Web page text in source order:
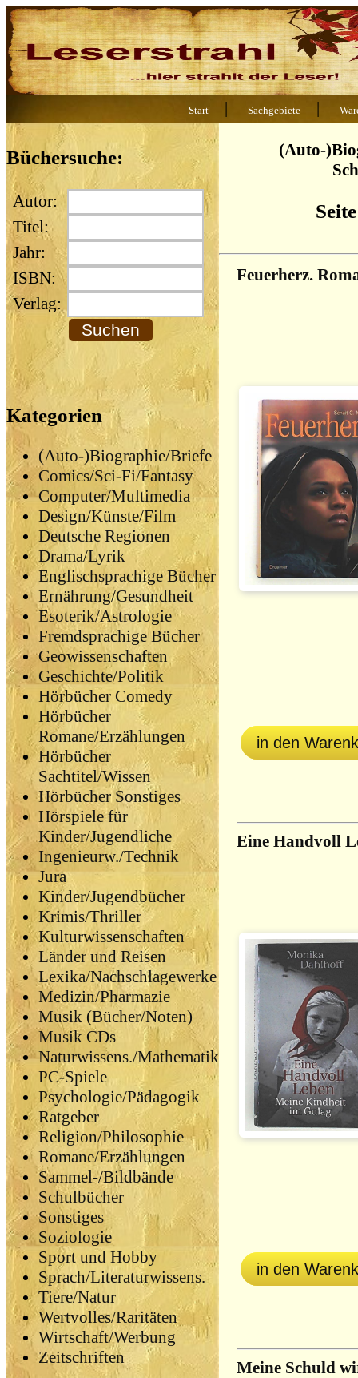
Start| Sachgebiete|
Büchersuche:
Autor:
Titel:
Jahr:
ISBN:
Verlag:
Kategorien
(Auto-)Biographie/Briefe
Comics/Sci-Fi/Fantasy
Computer/Multimedia
Design/Künste/Film
Deutsche Regionen
Drama/Lyrik
Englischsprachige Bücher
Ernährung/Gesundheit
Esoterik/Astrologie
Fremdsprachige Bücher
Geowissenschaften
Geschichte/Politik
Hörbücher Comedy
Hörbücher
Romane/Erzählungen
Hörbücher
Sachtitel/Wissen
Hörbücher Sonstiges
Hörspiele für
Kinder/Jugendliche
Ingenieurw./Technik
Jura
Kinder/Jugendbücher
Krimis/Thriller
Kulturwissenschaften
Länder und Reisen
Lexika/Nachschlagewerke
Medizin/Pharmazie
Musik (Bücher/Noten)
Musik CDs
Naturwissens./Mathematik
PC-Spiele
Psychologie/Pädagogik
Ratgeber
Religion/Philosophie
Romane/Erzählungen
Sammel-/Bildbände
Schulbücher
Sonstiges
Soziologie
Sport und Hobby
Sprach/Literaturwissens.
Tiere/Natur
Wertvolles/Raritäten
Wirtschaft/Werbung
Zeitschriften
(Auto-
Feuerherz.
in den
Eine Handvoll
in den
Meine Schuld